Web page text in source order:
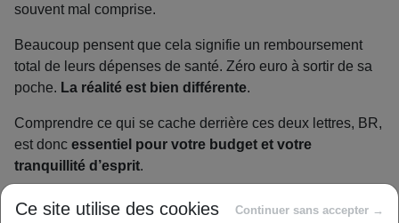
souvent mal comprise.
Beaucoup pensent que cela signifie un remboursement
total de leurs dépenses de santé. Zéro euro à sortir de sa
poche. La réalité est bien différente.
Comprendre ce qui se cache derrière ces deux lettres, BR,
est donc essentiel pour votre budget et votre
tranquillité d’esprit.
Pourquoi ce sujet vous concerne
Ce site utilise des cookies Continuer sans accepter →